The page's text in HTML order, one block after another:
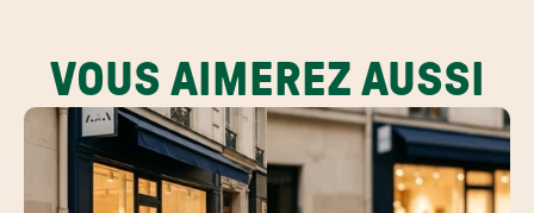
VOUS AIMEREZ AUSSI